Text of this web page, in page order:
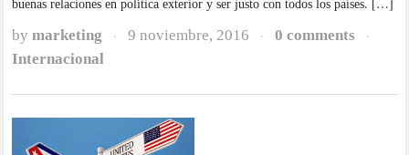
buenas relaciones en política exterior y ser justo con todos los países. […]
bymarketing · 9 noviembre, 2016 · 0 comments ·
Internacional